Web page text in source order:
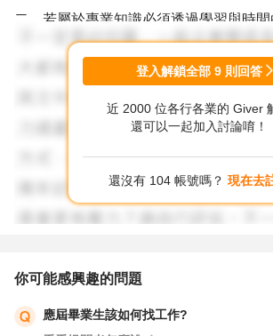
二、若屬於專業知識必須透過學習與時
知自己現在對這領域的理解程度。
三、放大自己擅長的領域，具體有效率的
台與內容的成效(準備相關數據)。
四、展現積極的態度，無論是爭取工作，
的項目，都要明確讓公司知道自己的意
是不一定要主動提起第一關的內容，只要
登入解鎖全部 9 則回答
近 2000 位各行各業的 Giver
還可以一起加入討論唷！
還沒有 104 帳號嗎？ 現在去
你可能感興趣的問題
應屆畢業生該如何找工作?